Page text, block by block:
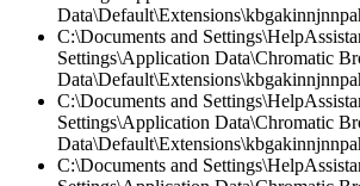
C:\Documents and
Settings\Application Data\Chromatic
C:\Documents and
Settings\Application Data\Chromatic
C:\Documents and